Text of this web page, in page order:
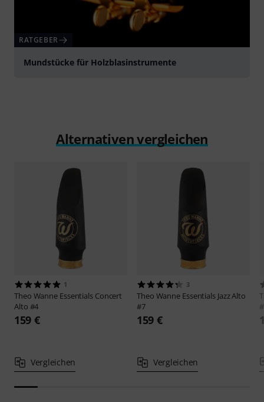
RATGEBER
Mundstücke für Holzblasinstrumente
Alternativen vergleichen
1
Theo Wanne Essentials Concert
Alto #4
159 €
Vergleichen
3
Theo Wanne Essentials Jazz Alto
#7
159 €
Vergleichen